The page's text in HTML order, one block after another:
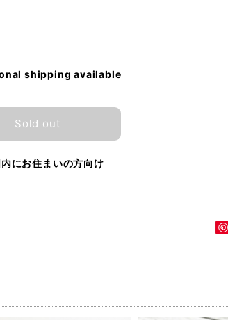
shipping available
Sold out
にお住まいの方向け